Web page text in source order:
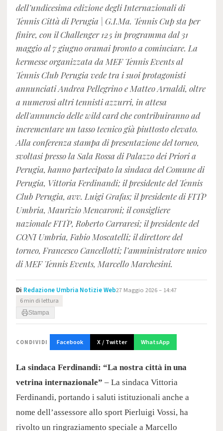
dell’undicesima edizione degli Internazionali di
Tennis Città di Perugia | G.I.Ma. Tennis Cup sta per
finire, con il Challenger 125 in programma dal 31
maggio al 7 giugno oramai pronto a cominciare. La
kermesse organizzata da MEF Tennis Events al
Tennis Club Perugia vede tra i suoi protagonisti
annunciati Andrea Pellegrino e Matteo Arnaldi, oltre
a numerosi altri tennisti azzurri, in attesa
dell'annuncio delle wild card che contribuiranno ad
incrementare un tasso tecnico già piuttosto elevato.
Alla conferenza stampa di presentazione del torneo,
svoltasi presso la Sala Rossa di Palazzo dei Priori a
Perugia, hanno partecipato la sindaca del Comune di
Perugia, Vittoria Ferdinandi; il presidente del Tennis
Club Perugia, avv. Luigi Grafas; il presidente di FITP
Umbria, Maurizio Mencaroni; il consigliere
nazionale FITP, Roberto Carraresi; il presidente del
CONI Umbria, Fabio Moscatelli; il direttore del
torneo, Francesco Cancellotti; l’amministratore unico
di MEF Tennis Events, Marcello Marchesini.
Di Redazione Umbria Notizie Web27 Maggio 2026 – 14:47
6 min di lettura
Stampa
CONDIVIDI Facebook X / Twitter WhatsApp
La sindaca Ferdinandi: “La nostra città in una
vetrina internazionale” – La sindaca Vittoria
Ferdinandi, portando i saluti istituzionali anche a
nome dell’assessore allo sport Pierluigi Vossi, ha
rivolto un ringraziamento speciale a Marcello